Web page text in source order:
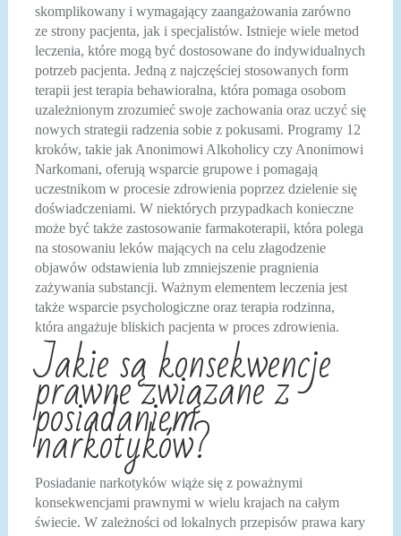
skomplikowany i wymagający zaangażowania zarówno
ze strony pacjenta, jak i specjalistów. Istnieje wiele metod
leczenia, które mogą być dostosowane do indywidualnych
potrzeb pacjenta. Jedną z najczęściej stosowanych form
terapii jest terapia behawioralna, która pomaga osobom
uzależnionym zrozumieć swoje zachowania oraz uczyć się
nowych strategii radzenia sobie z pokusami. Programy 12
kroków, takie jak Anonimowi Alkoholicy czy Anonimowi
Narkomani, oferują wsparcie grupowe i pomagają
uczestnikom w procesie zdrowienia poprzez dzielenie się
doświadczeniami. W niektórych przypadkach konieczne
może być także zastosowanie farmakoterapii, która polega
na stosowaniu leków mających na celu złagodzenie
objawów odstawienia lub zmniejszenie pragnienia
zażywania substancji. Ważnym elementem leczenia jest
także wsparcie psychologiczne oraz terapia rodzinna,
która angażuje bliskich pacjenta w proces zdrowienia.
Jakie są konsekwencje
prawne związane z
posiadaniem
narkotyków?
Posiadanie narkotyków wiąże się z poważnymi
konsekwencjami prawnymi w wielu krajach na całym
świecie. W zależności od lokalnych przepisów prawa kary